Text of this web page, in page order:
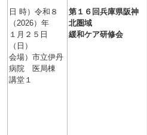
日 時）令和８
（2026）年
１月２５日
（日）
会場）市立伊丹
病院 医局棟
講堂１
第１６回兵庫県阪神
北圏域
緩和ケア研修会